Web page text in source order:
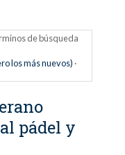
de búsqueda
los más nuevos) ·
pádel y